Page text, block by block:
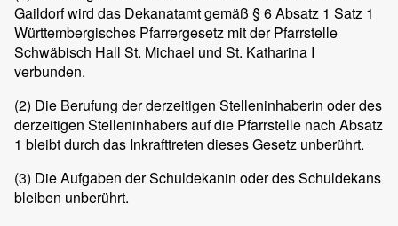
Gaildorf wird das Dekanatamt gemäß § 6 Absatz 1 Satz 1
Württembergisches Pfarrergesetz mit der Pfarrstelle
Schwäbisch Hall St. Michael und St. Katharina I
verbunden.
(2) Die Berufung der derzeitigen Stelleninhaberin oder des
derzeitigen Stelleninhabers auf die Pfarrstelle nach Absatz
1 bleibt durch das Inkrafttreten dieses Gesetz unberührt.
(3) Die Aufgaben der Schuldekanin oder des Schuldekans
bleiben unberührt.